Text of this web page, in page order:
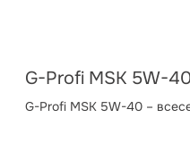
G-Profi MSK 5W-
G-Profi MSK 5W-40 –